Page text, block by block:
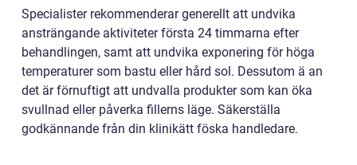
Specialister rekommenderar generellt att undvika
ansträngande aktiviteter första 24 timmarna efter
behandlingen, samt att undvika exponering för höga
temperaturer som bastu eller hård sol. Dessutom ä an
det är förnuftigt att undvalla produkter som kan öka
svullnad eller påverka fillerns läge. Säkerställa
godkännande från din klinikätt föska handledare.